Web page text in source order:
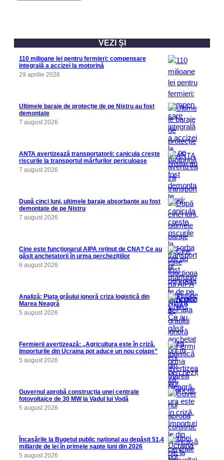
VEZI ȘI
110 milioane lei pentru fermieri: compensare
integrală a accizei la motorină
29 aprilie 2026
Ultimele baraje de protecție de pe Nistru au fost
demontate
7 august 2026
ANTA avertizează transportatorii: canicula crește
riscurile la transportul mărfurilor periculoase
7 august 2026
După cinci luni, ultimele baraje absorbante au fost
demontate de pe Nistru
7 august 2026
Cine este funcționarul AIPA reținut de CNA? Ce au
găsit anchetatorii în urma perchezițiilor
6 august 2026
Analiză: Piața grâului ignoră criza logistică din
Marea Neagră
5 august 2026
Fermierii avertizează: „Agricultura este în criză.
Importurile din Ucraina pot aduce un nou colaps”
5 august 2026
Guvernul aprobă construcția unei centrale
fotovoltaice de 30 MW la Vadul lui Vodă
5 august 2026
Încasările la Bugetul public național au depășit 51,4
miliarde de lei în primele șapte luni din 2026
5 august 2026